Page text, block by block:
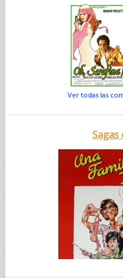
Ver todas las
Sagas